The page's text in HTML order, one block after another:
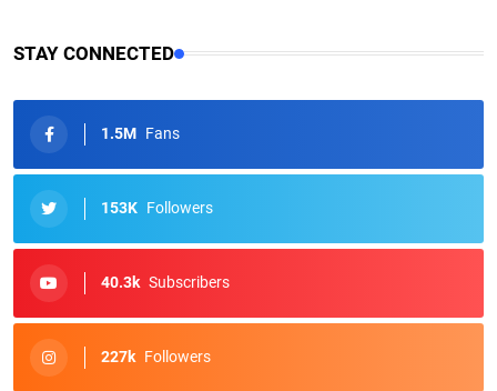
STAY CONNECTED
1.5M Fans
153K Followers
40.3k Subscribers
227k Followers